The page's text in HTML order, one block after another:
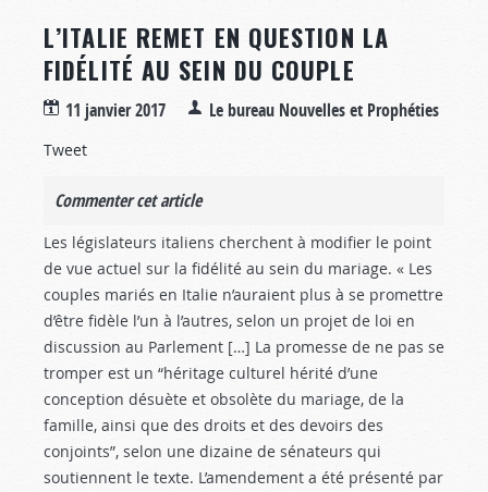
L’ITALIE REMET EN QUESTION LA
FIDÉLITÉ AU SEIN DU COUPLE
11 janvier 2017 Le bureau Nouvelles et Prophéties
Tweet
Commenter cet article
Les législateurs italiens cherchent à modifier le point
de vue actuel sur la fidélité au sein du mariage. « Les
couples mariés en Italie n’auraient plus à se promettre
d’être fidèle l’un à l’autres, selon un projet de loi en
discussion au Parlement […] La promesse de ne pas se
tromper est un “héritage culturel hérité d’une
conception désuète et obsolète du mariage, de la
famille, ainsi que des droits et des devoirs des
conjoints”, selon une dizaine de sénateurs qui
soutiennent le texte. L’amendement a été présenté par